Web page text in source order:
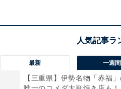
【今回のお悩み】
ペンネーム：どんぐりママ
中学受験を見据え、英検をこ
最新 一週間
【三重県】伊勢名物「赤福